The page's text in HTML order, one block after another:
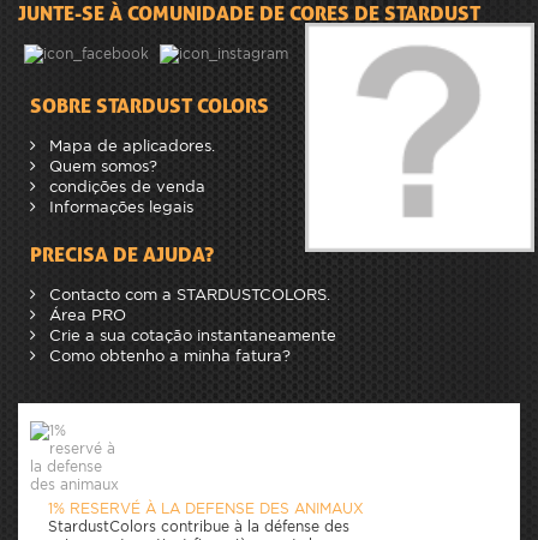
JUNTE-SE À COMUNIDADE DE CORES DE STARDUST
SOBRE STARDUST COLORS
Mapa de aplicadores.
Quem somos?
condições de venda
Informações legais
PRECISA DE AJUDA?
Contacto com a STARDUSTCOLORS.
Área PRO
Crie a sua cotação instantaneamente
Como obtenho a minha fatura?
1% RESERVÉ À LA DEFENSE DES ANIMAUX
StardustColors contribue à la défense des